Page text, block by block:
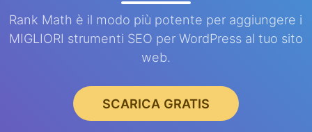
Rank Math è il modo più potente per aggiungere i
MIGLIORI strumenti SEO per WordPress al tuo sito
web.
SCARICA GRATIS